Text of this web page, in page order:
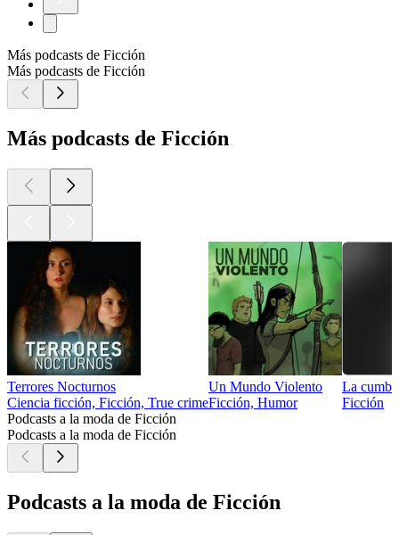
Más podcasts de Ficción
Más podcasts de Ficción
Más podcasts de Ficción
Terrores Nocturnos
Ciencia ficción, Ficción, True crime
Un Mundo Violento
Ficción, Humor
La
Ficción
Podcasts a la moda de Ficción
Podcasts a la moda de Ficción
Podcasts a la moda de Ficción